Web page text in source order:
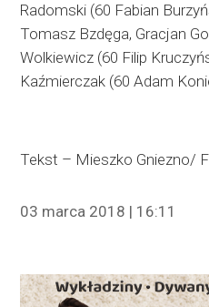
Radomski (60 Fabian
Tomasz Bzdęga, Gracjan
Wolkiewicz (60 Filip
Kaźmierczak (60 Adam
Tekst – Mieszko Gniezno/
03 marca 2018 | 16:11